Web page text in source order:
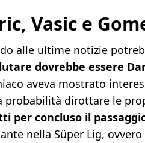
Vasic e
alle ultime notizie
dovrebbe essere
aveva mostrato
probabilità dirottare le
per concluso il
nella Süper Lig,